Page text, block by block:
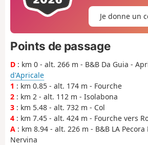
Je donne un
Points de passage
D : km 0 - alt. 266 m - B&B Da Guia -
d'Apricale
1 : km 0.85 - alt. 174 m - Fourche
2 : km 2 - alt. 112 m - Isolabona
3 : km 5.48 - alt. 732 m - Col
4 : km 7.45 - alt. 424 m - Fourche vers
A : km 8.94 - alt. 226 m - B&B LA
Nervina